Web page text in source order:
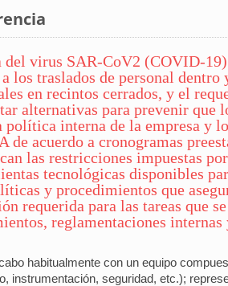
virus SAR-CoV2 (COVID-19)
los traslados de personal
en recintos cerrados, y el
alternativas para prevenir que
política interna de la empresa y
de acuerdo a cronogramas
las restricciones impuestas
tecnológicas disponibles
y procedimientos que
requerida para las tareas que
reglamentaciones
habitualmente con un equipo
instrumentación, seguridad, etc.);